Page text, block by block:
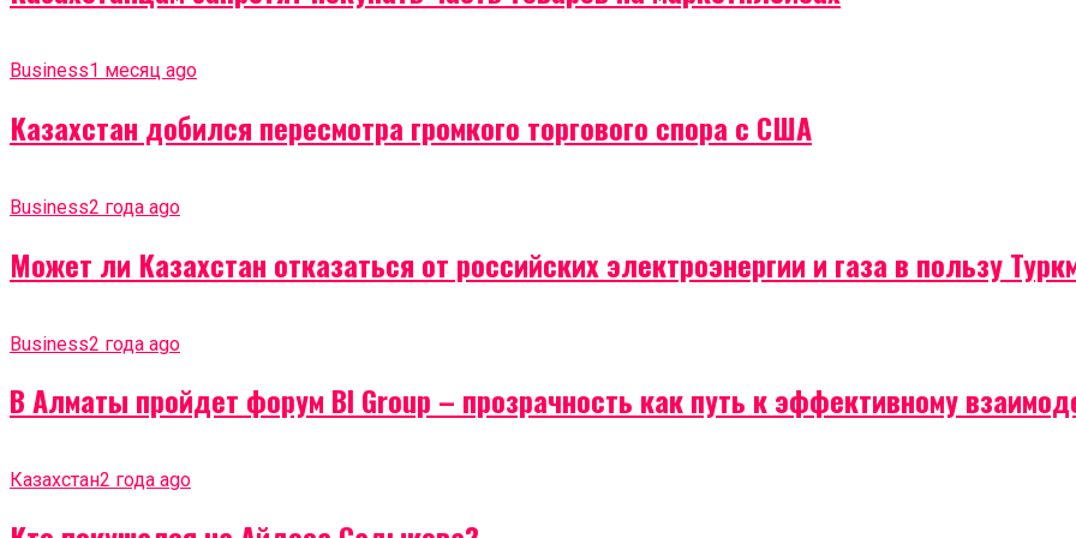
Business1 месяц ago
Казахстан добился пересмотра громкого торгового спора с США
Business2 года ago
Может ли Казахстан отказаться от российских электроэнергии и газа в пользу
Business2 года ago
В Алматы пройдет форум BI Group – прозрачность как путь к эффективному
Казахстан2 года ago